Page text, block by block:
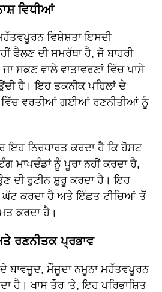
ਵਿਧੀਆਂ
ਵਿਸ਼ੇਸ਼ਤਾ ਇਸਦੀ
ਫੈਲਣ ਦੀ ਸਮਰੱਥਾ ਹੈ, ਜੋ ਬਾਹਰੀ
ਸਕਣ ਵਾਲੇ ਵਾਤਾਵਰਣਾਂ ਵਿੱਚ ਪਾਸੇ
ਹੈ। ਇਹ ਤਕਨੀਕ ਪਹਿਲਾਂ ਦੇ
ਵਿੱਚ ਵਰਤੀਆਂ ਗਈਆਂ ਰਣਨੀਤੀਆਂ ਨੂੰ
ਇਹ ਨਿਰਧਾਰਤ ਕਰਦਾ ਹੈ ਕਿ ਹੋਸਟ
ਮਾਪਦੰਡਾਂ ਨੂੰ ਪੂਰਾ ਨਹੀਂ ਕਰਦਾ ਹੈ,
ਦੀ ਰੁਟੀਨ ਸ਼ੁਰੂ ਕਰਦਾ ਹੈ। ਇਹ
ਘੱਟ ਕਰਦਾ ਹੈ ਅਤੇ ਇੱਛਤ ਟੀਚਿਆਂ ਤੋਂ
ਕਰਦਾ ਹੈ।
ਰਣਨੀਤਕ ਪ੍ਰਭਾਵ
ਮੌਜੂਦਾ ਨਮੂਨਾ ਮਹੱਤਵਪੂਰਨ
ਹੈ। ਖਾਸ ਤੌਰ 'ਤੇ, ਇਹ ਪਰਿਭਾਸ਼ਿਤ